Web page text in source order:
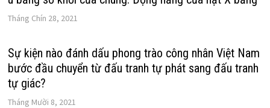
Tháng Chín 28, 2021
Sự kiện nào đánh dấu phong trào công nhân Việt Nam
bước đầu chuyển từ đấu tranh tự phát sang đấu tranh
tự giác?
Tháng Mười 8, 2021